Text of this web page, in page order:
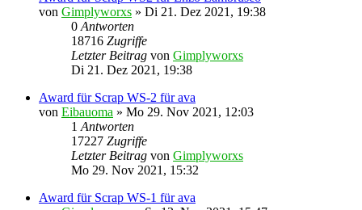
von Gimplyworxs » Di 21. Dez 2021, 19:38
0 Antworten
18716 Zugriffe
Letzter Beitrag von Gimplyworxs
Di 21. Dez 2021, 19:38
Award für Scrap WS-2 für ava
von Eibauoma » Mo 29. Nov 2021, 12:03
1 Antworten
17227 Zugriffe
Letzter Beitrag von Gimplyworxs
Mo 29. Nov 2021, 15:32
Award für Scrap WS-1 für ava